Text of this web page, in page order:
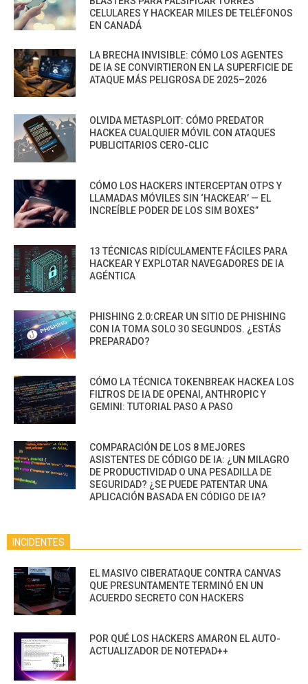
CELULARES Y HACKEAR MILES DE TELÉFONOS
EN CANADÁ
LA BRECHA INVISIBLE: CÓMO LOS AGENTES
DE IA SE CONVIRTIERON EN LA SUPERFICIE DE
ATAQUE MÁS PELIGROSA DE 2025–2026
OLVIDA METASPLOIT: CÓMO PREDATOR
HACKEA CUALQUIER MÓVIL CON ATAQUES
PUBLICITARIOS CERO-CLIC
CÓMO LOS HACKERS INTERCEPTAN OTPS Y
LLAMADAS MÓVILES SIN ‘HACKEAR’ — EL
INCREÍBLE PODER DE LOS SIM BOXES”
13 TÉCNICAS RIDÍCULAMENTE FÁCILES PARA
HACKEAR Y EXPLOTAR NAVEGADORES DE IA
AGÉNTICA
PHISHING 2.0:CREAR UN SITIO DE PHISHING
CON IA TOMA SOLO 30 SEGUNDOS. ¿ESTÁS
PREPARADO?
CÓMO LA TÉCNICA TOKENBREAK HACKEA LOS
FILTROS DE IA DE OPENAI, ANTHROPIC Y
GEMINI: TUTORIAL PASO A PASO
COMPARACIÓN DE LOS 8 MEJORES
ASISTENTES DE CÓDIGO DE IA: ¿UN MILAGRO
DE PRODUCTIVIDAD O UNA PESADILLA DE
SEGURIDAD? ¿SE PUEDE PATENTAR UNA
APLICACIÓN BASADA EN CÓDIGO DE IA?
INCIDENTES
EL MASIVO CIBERATAQUE CONTRA CANVAS
QUE PRESUNTAMENTE TERMINÓ EN UN
ACUERDO SECRETO CON HACKERS
POR QUÉ LOS HACKERS AMARON EL AUTO-
ACTUALIZADOR DE NOTEPAD++